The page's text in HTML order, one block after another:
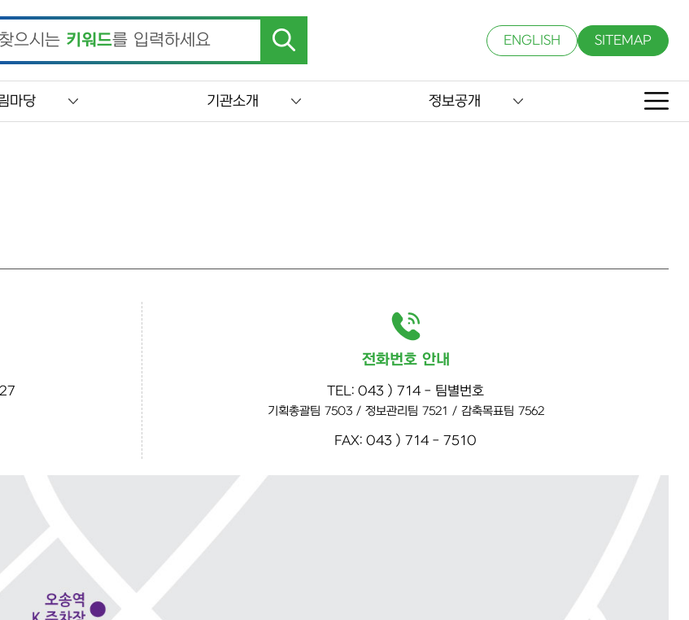
으시는 키워드를 입력하세요 ENGLISH SITEMAP
마당 기관소개 정보공개
전화번호 안내
TEL: 043 ) 714 - 팀별번호
기획총괄팀 7503 / 정보관리팀 7521 / 감축목표팀 7562
FAX: 043 ) 714 - 7510